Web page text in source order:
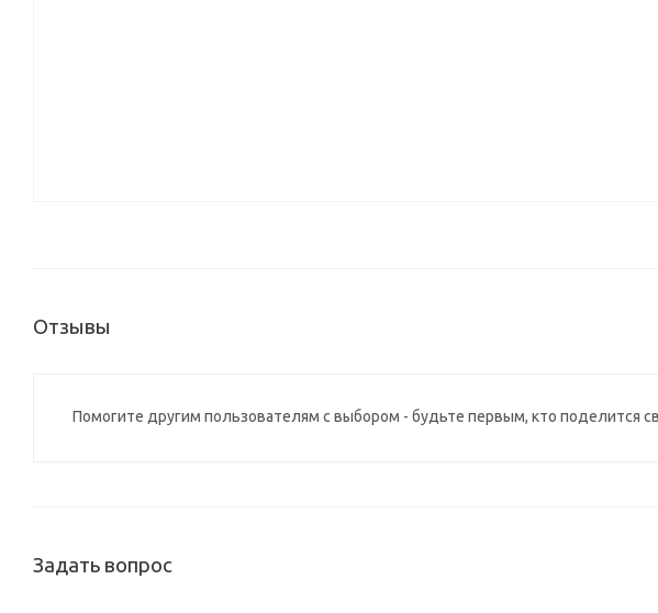
Отзывы
Помогите другим пользователям с выбором - будьте первым, кто поделится
Задать вопрос